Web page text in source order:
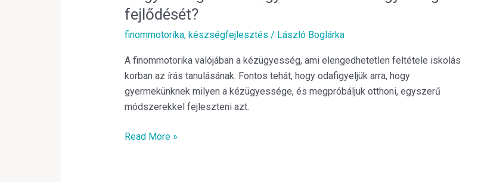
fejlődését?
finommotorika, készségfejlesztés / László Boglárka
A finommotorika valójában a kézügyesség, ami elengedhetetlen feltétele iskolás
korban az írás tanulásának. Fontos tehát, hogy odafigyeljük arra, hogy
gyermekünknek milyen a kézügyessége, és megpróbáljuk otthoni, egyszerű
módszerekkel fejleszteni azt.
Read More »